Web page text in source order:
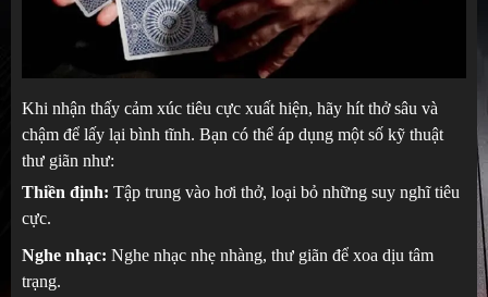
Khi nhận thấy cảm xúc tiêu cực xuất hiện, hãy hít thở sâu và
chậm để lấy lại bình tĩnh. Bạn có thể áp dụng một số kỹ thuật
thư giãn như:
Thiền định: Tập trung vào hơi thở, loại bỏ những suy nghĩ tiêu
cực.
Nghe nhạc: Nghe nhạc nhẹ nhàng, thư giãn để xoa dịu tâm
trạng.